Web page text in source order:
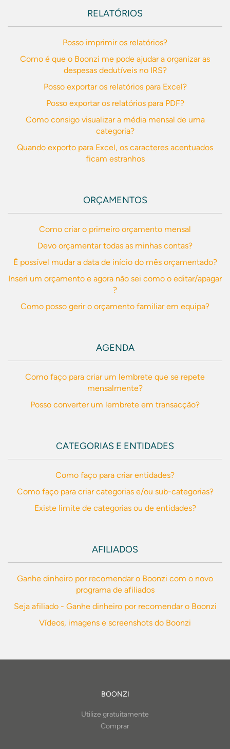
RELATÓRIOS
Posso imprimir os relatórios?
Como é que o Boonzi me pode ajudar a organizar as
despesas dedutíveis no IRS?
Posso exportar os relatórios para Excel?
Posso exportar os relatórios para PDF?
Como consigo visualizar a média mensal de uma
categoria?
Quando exporto para Excel, os caracteres acentuados
ficam estranhos
ORÇAMENTOS
Como criar o primeiro orçamento mensal
Devo orçamentar todas as minhas contas?
É possível mudar a data de início do mês orçamentado?
Inseri um orçamento e agora não sei como o editar/apagar
?
Como posso gerir o orçamento familiar em equipa?
AGENDA
Como faço para criar um lembrete que se repete
mensalmente?
Posso converter um lembrete em transacção?
CATEGORIAS E ENTIDADES
Como faço para criar entidades?
Como faço para criar categorias e/ou sub-categorias?
Existe limite de categorias ou de entidades?
AFILIADOS
Ganhe dinheiro por recomendar o Boonzi com o novo
programa de afiliados
Seja afiliado - Ganhe dinheiro por recomendar o Boonzi
Vídeos, imagens e screenshots do Boonzi
BOONZI
Utilize gratuitamente
Comprar